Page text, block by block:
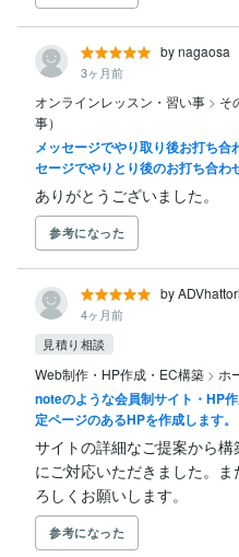
by nagaosa
3ヶ月前
オンラインレッスン・習い事 > そ
事）
メッセージでやり取り後お打ち合
セージでやりとり後のお打ち合わ
ありがとうございました。
参考になった
by ADVhattori
4ヶ月前
見積り相談
Web制作・HP作成・EC構築 > ホ
noteのような会員制サイト・HP
定ページのあるHPを作成します。
サイトの詳細なご提案から
にご対応いただきました。
ろしくお願いします。
参考になった